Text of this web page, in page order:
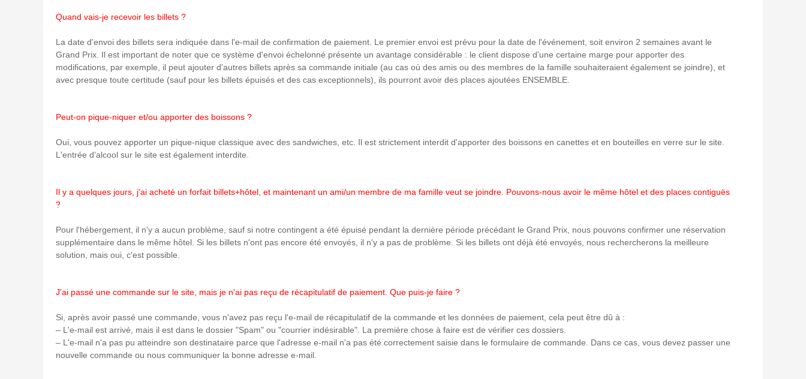
Quand vais-je recevoir les billets ?
La date d'envoi des billets sera indiquée dans l'e-mail de confirmation de paiement. Le premier envoi est prévu pour la date de l'événement, soit environ 2 semaines avant le
Grand Prix. Il est important de noter que ce système d'envoi échelonné présente un avantage considérable : le client dispose d'une certaine marge pour apporter des
modifications, par exemple, il peut ajouter d'autres billets après sa commande initiale (au cas où des amis ou des membres de la famille souhaiteraient également se joindre), et
avec presque toute certitude (sauf pour les billets épuisés et des cas exceptionnels), ils pourront avoir des places ajoutées ENSEMBLE.
Peut-on pique-niquer et/ou apporter des boissons ?
Oui, vous pouvez apporter un pique-nique classique avec des sandwiches, etc. Il est strictement interdit d'apporter des boissons en canettes et en bouteilles en verre sur le site.
L'entrée d'alcool sur le site est également interdite.
Il y a quelques jours, j'ai acheté un forfait billets+hôtel, et maintenant un ami/un membre de ma famille veut se joindre. Pouvons-nous avoir le même hôtel et des places contiguës
?
Pour l'hébergement, il n'y a aucun problème, sauf si notre contingent a été épuisé pendant la dernière période précédant le Grand Prix, nous pouvons confirmer une réservation
supplémentaire dans le même hôtel. Si les billets n'ont pas encore été envoyés, il n'y a pas de problème. Si les billets ont déjà été envoyés, nous rechercherons la meilleure
solution, mais oui, c'est possible.
J'ai passé une commande sur le site, mais je n'ai pas reçu de récapitulatif de paiement. Que puis-je faire ?
Si, après avoir passé une commande, vous n'avez pas reçu l'e-mail de récapitulatif de la commande et les données de paiement, cela peut être dû à :
– L'e-mail est arrivé, mais il est dans le dossier "Spam" ou "courrier indésirable". La première chose à faire est de vérifier ces dossiers.
– L'e-mail n'a pas pu atteindre son destinataire parce que l'adresse e-mail n'a pas été correctement saisie dans le formulaire de commande. Dans ce cas, vous devez passer une
nouvelle commande ou nous communiquer la bonne adresse e-mail.